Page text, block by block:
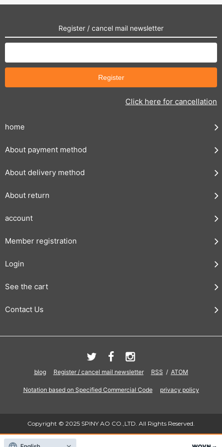
Register / cancel mail newsletter
Click here for cancellation
home
About payment method
About delivery method
About return
account
Member registration
Login
See the cart
Contact Us
blog Register / cancel mail newsletter RSS / ATOM
Notation based on Specified Commercial Code privacy policy
Copyright © 2025 SPINY AO CO.,LTD. All Rights Reserved.